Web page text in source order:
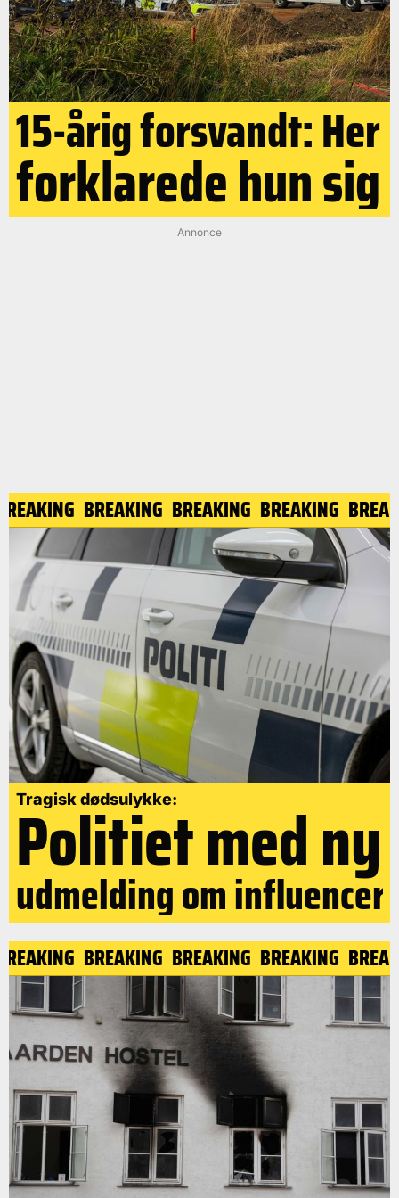
15-årig forsvandt: Her
forklarede hun sig
Annonce
BREAKING BREAKING BREAKING
Tragisk dødsulykke:
Politiet med ny
udmelding om influencer
BREAKING BREAKING BREAKING